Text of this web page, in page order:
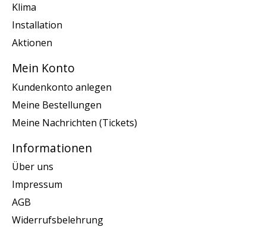
Klima
Installation
Aktionen
Mein Konto
Kundenkonto anlegen
Meine Bestellungen
Meine Nachrichten (Tickets)
Informationen
Über uns
Impressum
AGB
Widerrufsbelehrung